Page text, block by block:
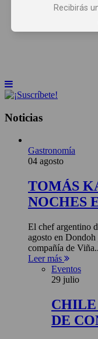
Noticias
Gastronomía
04 agosto
TOMÁS
NOCHES
El chef argentino
agosto en
compañía de
Leer más
Eventos
29 julio
CHILE
DE
Recibirás